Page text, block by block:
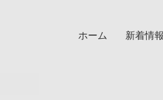
ホーム 新着情報